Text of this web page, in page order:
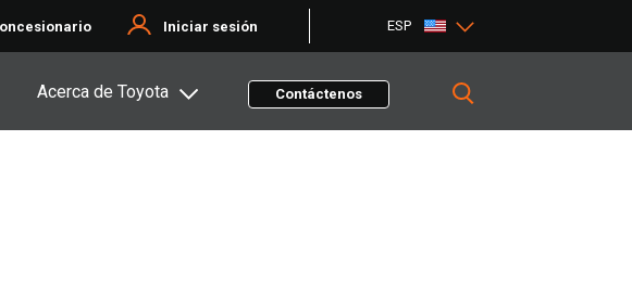
Iniciar sesión ESP
Acerca de Toyota Contáctenos